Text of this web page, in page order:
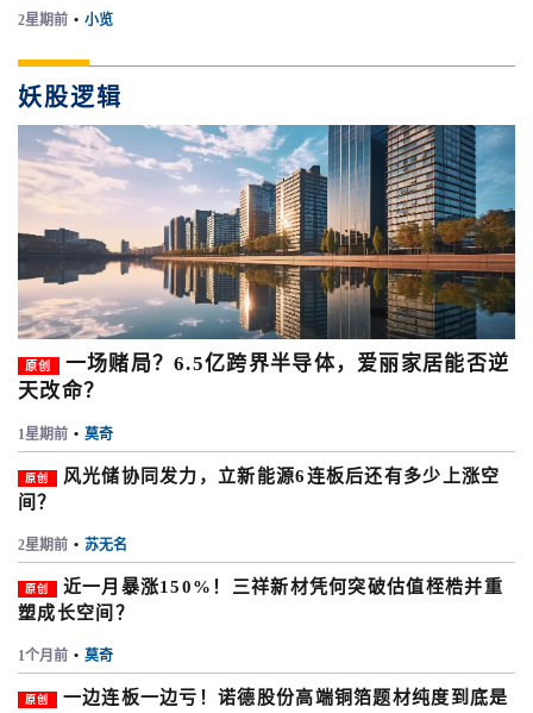
2星期前 • 小览
妖股逻辑
原创
一场赌局？6.5亿跨界半导体，爱丽家居能否逆
天改命？
1星期前 • 莫奇
原创
风光储协同发力，立新能源6连板后还有多少上涨空
间？
2星期前 • 苏无名
原创
近一月暴涨150%！三祥新材凭何突破估值桎梏并重
塑成长空间？
1个月前 • 莫奇
原创
一边连板一边亏！诺德股份高端铜箔题材纯度到底是